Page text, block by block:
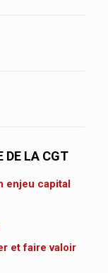
DE LA CGT
enjeu capital
et faire valoir